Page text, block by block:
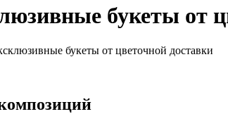
букеты от
букеты от цветочной доставки